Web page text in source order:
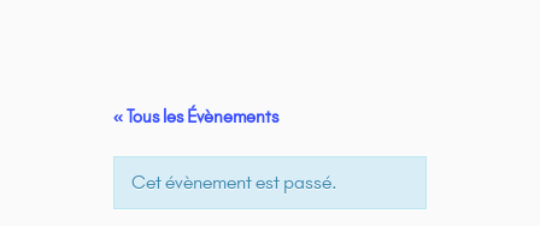
« Tous les Évènements
Cet évènement est passé.